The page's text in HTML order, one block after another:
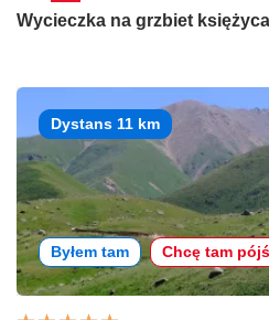
Wycieczka na grzbiet
Dystans 11 km
Byłem tam Chcę tam